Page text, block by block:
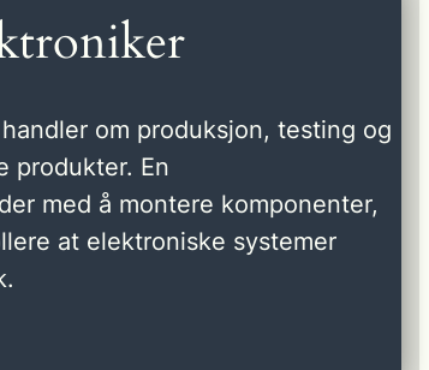
om produksjon, testing og
produkter. En
med å montere komponenter,
at elektroniske systemer